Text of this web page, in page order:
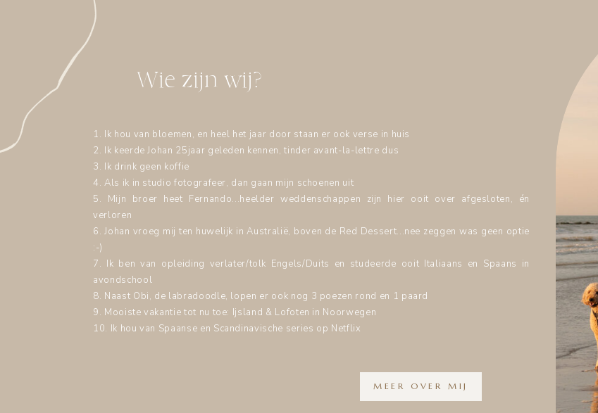
MEER OVER MIJ
1. Ik hou van bloemen, en heel het jaar door staan er ook verse in huis
2. Ik keerde Johan 25jaar geleden kennen, tinder avant-la-lettre dus
3. Ik drink geen koffie
4. Als ik in studio fotografeer, dan gaan mijn schoenen uit
5. Mijn broer heet Fernando...heelder weddenschappen zijn hier ooit over afgesloten, én
verloren
6. Johan vroeg mij ten huwelijk in Australië, boven de Red Dessert...nee zeggen was geen optie
:-)
7. Ik ben van opleiding verlater/tolk Engels/Duits en studeerde ooit Italiaans en Spaans in
avondschool
8. Naast Obi, de labradoodle, lopen er ook nog 3 poezen rond en 1 paard
9. Mooiste vakantie tot nu toe: Ijsland & Lofoten in Noorwegen
10. Ik hou van Spaanse en Scandinavische series op Netflix
Wie zijn wij?